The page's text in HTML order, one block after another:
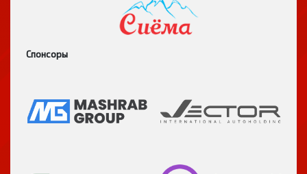
Спонсоры